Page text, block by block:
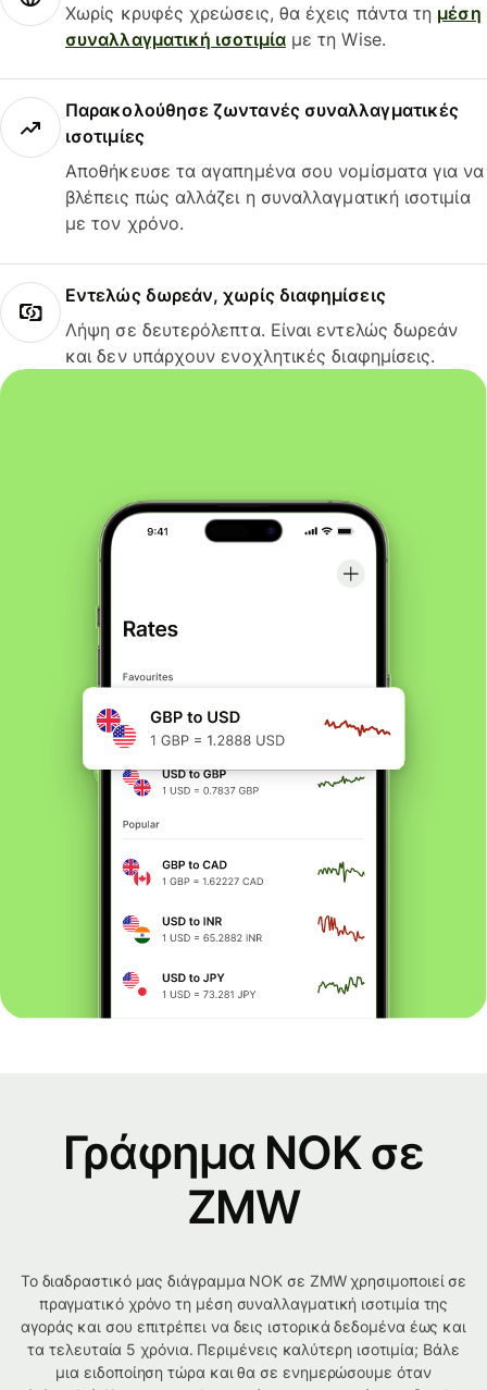
Χωρίς κρυφές χρεώσεις, θα έχεις πάντα τη μέση
συναλλαγματική ισοτιμίαμε τη Wise.
Παρακολούθησε ζωντανές συναλλαγματικές
ισοτιμίες
Αποθήκευσε τα αγαπημένα σου νομίσματα για να
βλέπεις πώς αλλάζει η συναλλαγματική ισοτιμία
με τον χρόνο.
Εντελώς δωρεάν, χωρίς διαφημίσεις
Λήψη σε δευτερόλεπτα. Είναι εντελώς δωρεάν
και δεν υπάρχουν ενοχλητικές διαφημίσεις.
Γράφημα NOK σε
ZMW
Το διαδραστικό μας διάγραμμα NOK σε ZMW χρησιμοποιεί σε
πραγματικό χρόνο τη μέση συναλλαγματική ισοτιμία της
αγοράς και σου επιτρέπει να δεις ιστορικά δεδομένα έως και
τα τελευταία 5 χρόνια. Περιμένεις καλύτερη ισοτιμία; Βάλε
μια ειδοποίηση τώρα και θα σε ενημερώσουμε όταν